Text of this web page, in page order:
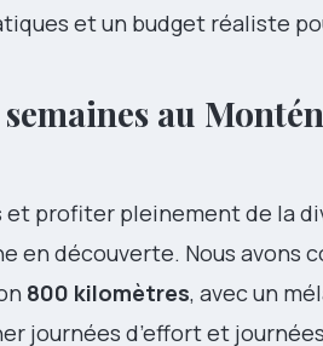
et un budget réaliste
au
profiter pleinement de la
en découverte. Nous avons
800 kilomètres, avec un
journées d’effort et